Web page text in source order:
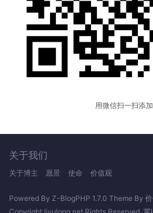
用微信扫一扫添
关于我们
关于博主 愿景 使命 价值观
Powered By Z-BlogPHP 1.7.0 Theme By